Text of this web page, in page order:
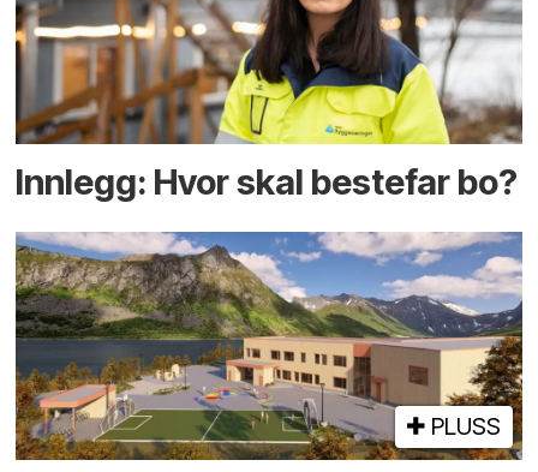
Innlegg: Hvor skal bestefar bo?
PLUSS